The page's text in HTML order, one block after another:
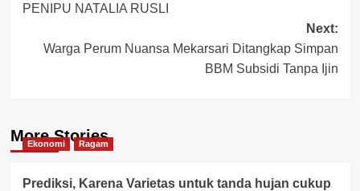
PENIPU NATALIA RUSLI
Next:
Warga Perum Nuansa Mekarsari Ditangkap Simpan
BBM Subsidi Tanpa Ijin
More Stories
Ekonomi Ragam
Prediksi, Karena Varietas untuk tanda hujan cukup